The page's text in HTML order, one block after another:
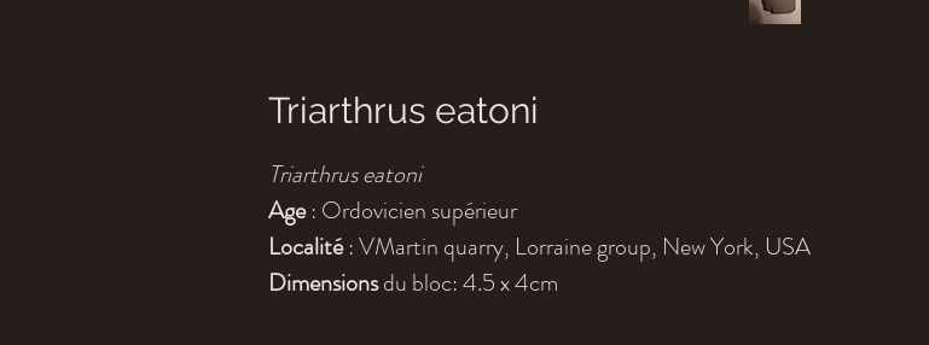
Triarthrus eatoni
Triarthrus eatoni
Age: Ordovicien supérieur
Localité: VMartin quarry, Lorraine group, New York, USA
Dimensionsdu bloc: 4.5 x 4cm